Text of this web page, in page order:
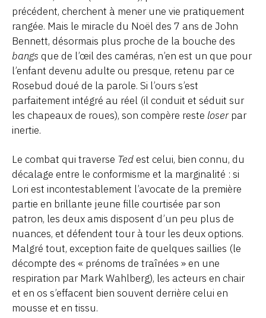
précédent, cherchent à mener une vie pratiquement
rangée. Mais le miracle du Noël des 7 ans de John
Bennett, désormais plus proche de la bouche des
bangs que de l’œil des caméras, n’en est un que pour
l’enfant devenu adulte ou presque, retenu par ce
Rosebud doué de la parole. Si l’ours s’est
parfaitement intégré au réel (il conduit et séduit sur
les chapeaux de roues), son compère reste loserpar
inertie.
Le combat qui traverse Ted est celui, bien connu, du
décalage entre le conformisme et la marginalité : si
Lori est incontestablement l’avocate de la première
partie en brillante jeune fille courtisée par son
patron, les deux amis disposent d’un peu plus de
nuances, et défendent tour à tour les deux options.
Malgré tout, exception faite de quelques saillies (le
décompte des « prénoms de traînées » en une
respiration par Mark Wahlberg), les acteurs en chair
et en os s’effacent bien souvent derrière celui en
mousse et en tissu.